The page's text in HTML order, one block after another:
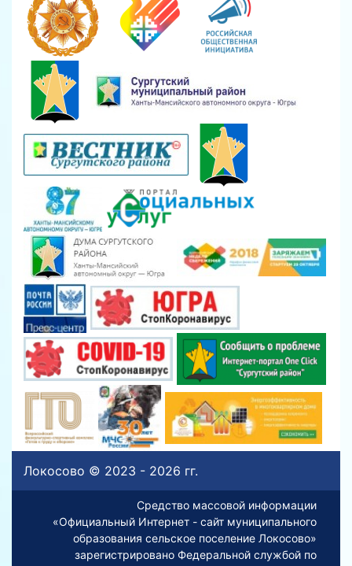
Локосово © 2023 - 2026 гг.
Средство массовой информации
«Официальный Интернет - сайт муниципального
образования сельское поселение Локосово»
зарегистрировано Федеральной службой по